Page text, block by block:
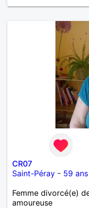
CR07
Saint-Péray - 59 ans
Femme divorcé(e)
amoureuse